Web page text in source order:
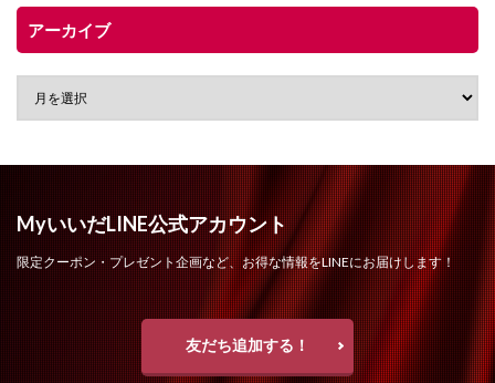
アーカイブ
MyいいだLINE公式アカウント
限定クーポン・プレゼント企画など、お得な情報をLINEにお届けします！
友だち追加する！